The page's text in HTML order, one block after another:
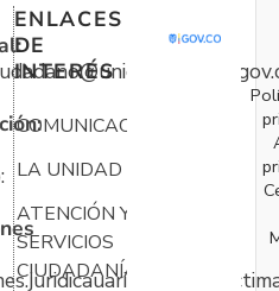
ENLACES
DE
INTERÉS
COMUNICACIONES
LA UNIDAD
ATENCIÓN Y
SERVICIOS
CIUDADANÍA